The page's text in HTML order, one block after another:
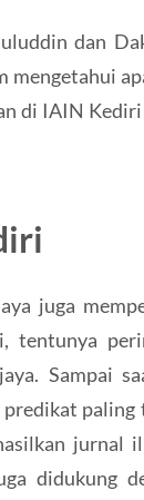
dan
mengetahui
di IAIN
juga
tentunya
Sampai
paling
jurnal
didukung